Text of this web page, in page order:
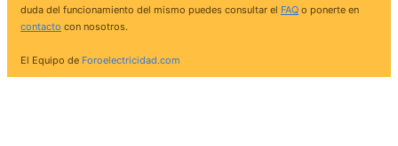
duda del funcionamiento del mismo puedes consultar el FAQ o ponerte en
contacto con nosotros.
El Equipo de Foroelectricidad.com